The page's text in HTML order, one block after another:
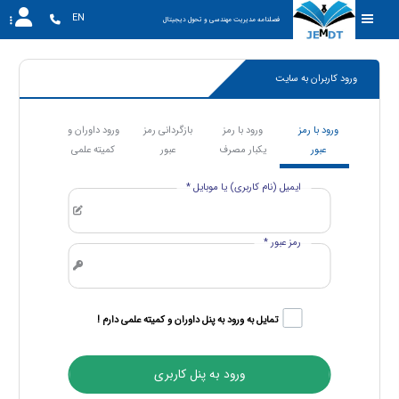
فصلنامه مدیریت مهندسی و تحول دیجیتال EN
ورود کاربران به سایت
ورود با رمز
عبور
ورود با رمز
یکبار مصرف
بازگردانی رمز
عبور
ورود داوران و
کمیته علمی
ایمیل (نام کاربری) یا موبایل *
رمز عبور *
تمایل به ورود به پنل داوران و کمیته علمی دارم !